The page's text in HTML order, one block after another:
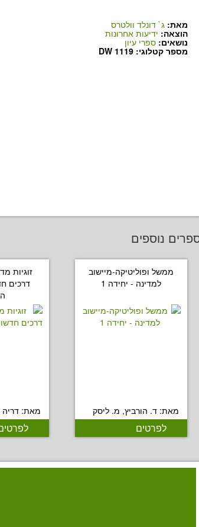
מאת: ג` דונלד וולטרס
הוצאה: ידיעות אחרונות
נושאים: ספרי עיון
מספר קטלוגי: DW 1119
נוספים
ממשל ופוליטיקה-מיישוב
למדינה - יחידה 1
מאת: ד. הורביץ, מ. ליסק
לפרטים
זוגיות
דרכים
מאת: דריה